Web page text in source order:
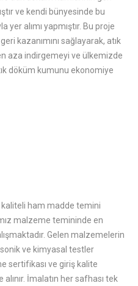
ve kendi bünyesinde bu
yer alımı yapmıştır. Bu proje
kazanımını sağlayarak, atık
aza indirgemeyi ve ülkemizde
döküm kumunu ekonomiye
ham madde temini
malzeme temininde en
Gelen malzemelerin
ve kimyasal testler
sertifikası ve giriş kalite
İmalatın her safhası tek